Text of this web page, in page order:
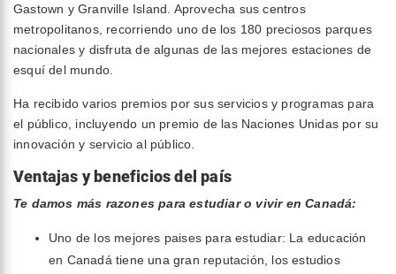
Gastown y Granville Island. Aprovecha sus centros
metropolitanos, recorriendo uno de los 180 preciosos parques
nacionales y disfruta de algunas de las mejores estaciones de
esquí del mundo.
Ha recibido varios premios por sus servicios y programas para
el público, incluyendo un premio de las Naciones Unidas por su
innovación y servicio al público.
Ventajas y beneficios del país
Te damos más razones para estudiar o vivir en Canadá:
Uno de los mejores paises para estudiar: La educación
en Canadá tiene una gran reputación, los estudios